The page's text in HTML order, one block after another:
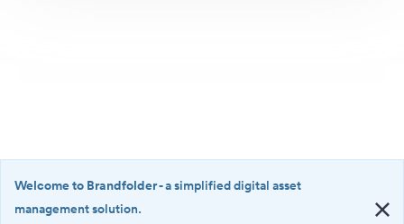
Welcome to Brandfolder- a simplified digital asset
management solution.